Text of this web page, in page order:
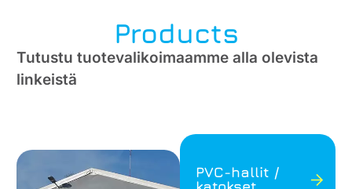
Products
Tutustu tuotevalikoimaamme alla olevista
linkeistä
PVC-hallit /